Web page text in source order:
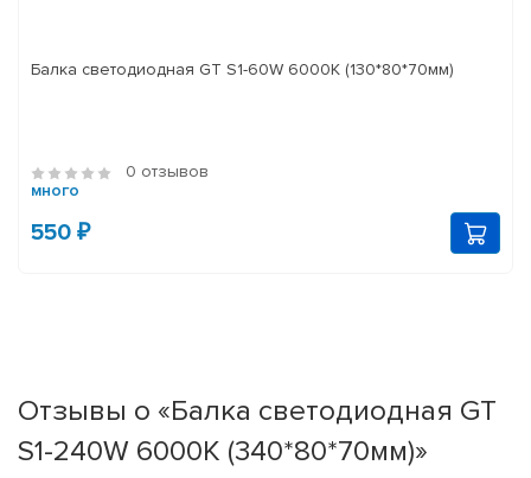
Балка светодиодная GT S1-60W 6000K (130*80*70мм)
0 отзывов
много
550 ₽
Отзывы о «Балка светодиодная GT
S1-240W 6000K (340*80*70мм)»